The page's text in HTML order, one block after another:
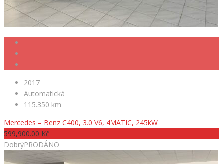
2017
Automatická
115.350 km
Mercedes – Benz C400, 3.0 V6, 4MATIC, 245kW
599,900.00 Kč
DobrýPRODÁNO